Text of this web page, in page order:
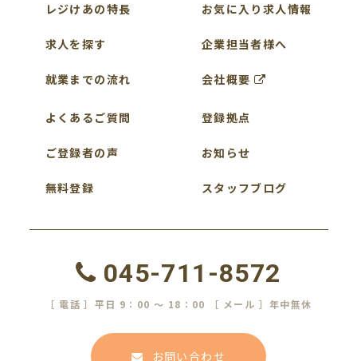
レジけあの特長
求人を探す
就業までの流れ
よくあるご質問
ご登録者の声
無料登録
お気に入り求人情報
企業担当者様へ
会社概要
登録拠点
お知らせ
スタッフブログ
045-711-8572
［ 電話 ］平日 9：00 ～ 18：00 ［ メール ］年中無休
お問い合わせ